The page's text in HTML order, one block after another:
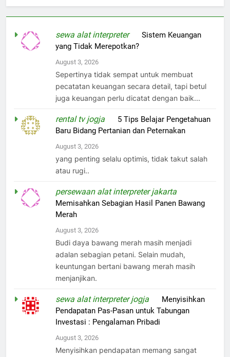
sewa alat interpreteronSistem Keuangan
yang Tidak Merepotkan?
August 3, 2026
Sepertinya tidak sempat untuk membuat
pecatatan keuangan secara detail, tapi betul
juga keuangan perlu dicatat dengan baik...
rental tv jogja
5 Tips Belajar Pengetahuan
Baru Bidang Pertanian dan Peternakan
August 3, 2026
yang penting selalu optimis, tidak takut salah
atau rugi..
persewaan alat interpreter jakarta
Memisahkan Sebagian Hasil Panen Bawang
Merah
August 3, 2026
Budi daya bawang merah masih menjadi
adalan sebagian petani. Selain mudah,
keuntungan bertani bawang merah masih
menjanjikan.
sewa alat interpreter jogja
Menyisihkan
Pendapatan Pas-Pasan untuk Tabungan
Investasi : Pengalaman Pribadi
August 3, 2026
Menyisihkan pendapatan memang sangat